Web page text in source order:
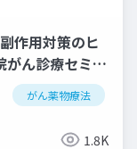
作用対策のヒ
がん診療セミナ
がん薬物療法
1.8K